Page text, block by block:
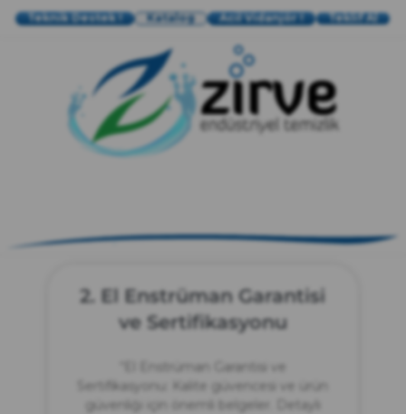
Teknik Destek ! Katalog Acil Vidanjör ! Teklif Al
2. El Enstrüman Garantisi
ve Sertifikasyonu
“El Enstrüman Garantisi ve
Sertifikasyonu: Kalite güvencesi ve ürün
güvenliği için önemli belgeler. Detaylı